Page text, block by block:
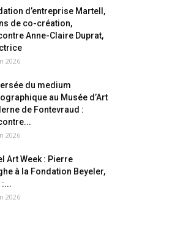
d’entreprise Martell,
de co-création,
Anne-Claire Duprat,
2026
du medium
au Musée d’Art
de Fontevraud :
2026
Art Week : Pierre
à la Fondation Beyeler,
:...
2026